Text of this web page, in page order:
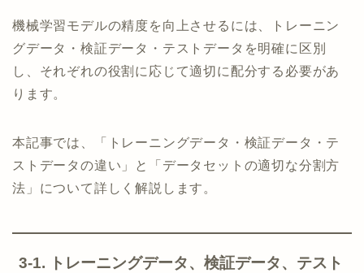
機械学習モデルの精度を向上させるには、トレーニン
グデータ・検証データ・テストデータを明確に区別
し、それぞれの役割に応じて適切に配分する必要があ
ります。
本記事では、「トレーニングデータ・検証データ・テ
ストデータの違い」と「データセットの適切な分割方
法」について詳しく解説します。
3-1. トレーニングデータ、検証データ、テスト